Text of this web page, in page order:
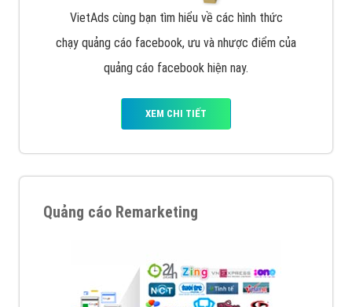
VietAds cùng bạn tìm hiểu về các hình thức
chạy quảng cáo facebook, ưu và nhược điểm của
quảng cáo facebook hiện nay.
XEM CHI TIẾT
Quảng cáo Remarketing